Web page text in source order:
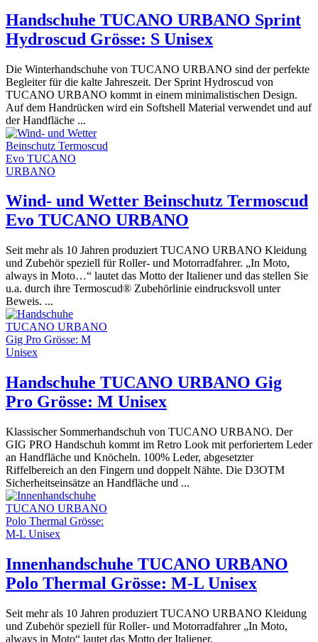
Handschuhe TUCANO URBANO Sprint
Hydroscud Grösse: S Unisex
Die Winterhandschuhe von TUCANO URBANO sind der perfekte
Begleiter für die kalte Jahreszeit. Der Sprint Hydroscud von
TUCANO URBANO kommt in einem minimalistischen Design.
Auf dem Handrücken wird ein Softshell Material verwendet und auf
der Handfläche ...
Wind- und Wetter Beinschutz Termoscud
Evo TUCANO URBANO
Seit mehr als 10 Jahren produziert TUCANO URBANO Kleidung
und Zubehör speziell für Roller- und Motorradfahrer. „In Moto,
always in Moto…“ lautet das Motto der Italiener und das stellen Sie
u.a. durch ihre Termoscud® Zubehörlinie eindrucksvoll unter
Beweis. ...
Handschuhe TUCANO URBANO Gig
Pro Grösse: M Unisex
Klassischer Sommerhandschuh von TUCANO URBANO. Der
GIG PRO Handschuh kommt im Retro Look mit perforiertem Leder
an Handfläche und Knöcheln. 100% Leder, abgesetzter
Riffelbereich an den Fingern und doppelt Nähte. Die D3OTM
Sicherheitseinsätze an Handfläche und ...
Innenhandschuhe TUCANO URBANO
Polo Thermal Grösse: M-L Unisex
Seit mehr als 10 Jahren produziert TUCANO URBANO Kleidung
und Zubehör speziell für Roller- und Motorradfahrer „In Moto,
always in Moto“ lautet das Motto der Italiener.